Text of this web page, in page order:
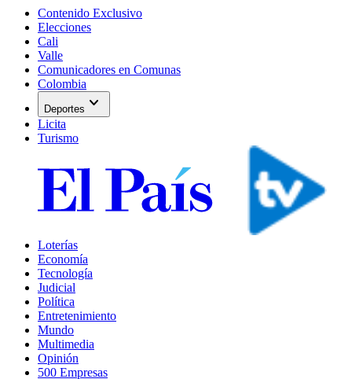
Contenido Exclusivo
Elecciones
Cali
Valle
Comunicadores en Comunas
Colombia
Deportes expand_more
Licita
Turismo
Loterías
Economía
Tecnología
Judicial
Política
Entretenimiento
Mundo
Multimedia
Opinión
500 Empresas